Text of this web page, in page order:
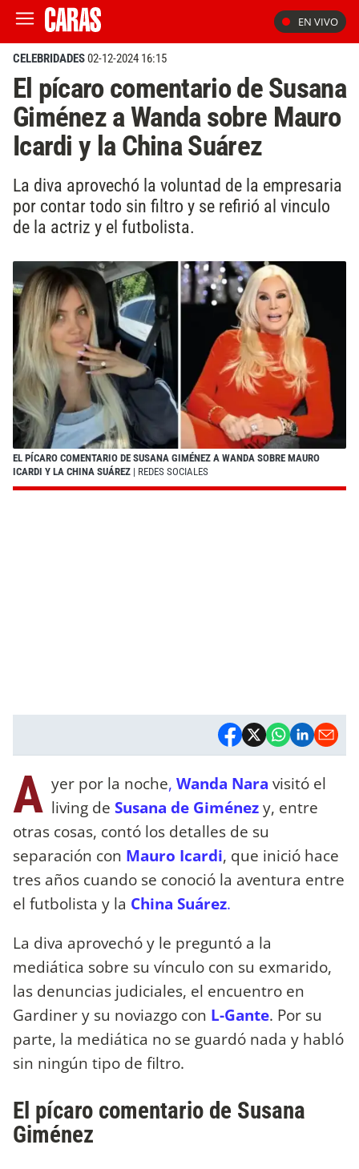
EN VIVO
CELEBRIDADES02-12-2024 16:15
El pícaro comentario de Susana
Giménez a Wanda sobre Mauro
Icardi y la China Suárez
La diva aprovechó la voluntad de la empresaria
por contar todo sin filtro y se refirió al vinculo
de la actriz y el futbolista.
EL PÍCARO COMENTARIO DE SUSANA GIMÉNEZ A WANDA SOBRE MAURO
ICARDI Y LA CHINA SUÁREZ | REDES SOCIALES
A yer por la noche, Wanda Nara visitó el
living de Susana de Giménezy, entre
otras cosas, contó los detalles de su
separación con Mauro Icardi, que inició hace
tres años cuando se conoció la aventura entre
el futbolista y la China Suárez.
La diva aprovechó y le preguntó a la
mediática sobre su vínculo con su exmarido,
las denuncias judiciales, el encuentro en
Gardiner y su noviazgo con L-Gante. Por su
parte, la mediática no se guardó nada y habló
sin ningún tipo de filtro.
El pícaro comentario de Susana
Giménez